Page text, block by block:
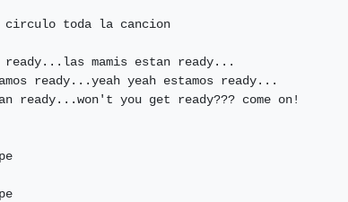
circulo toda la cancion
ready...las mamis estan ready...
ready...yeah yeah estamos ready...
ready...won't you get ready??? come on!